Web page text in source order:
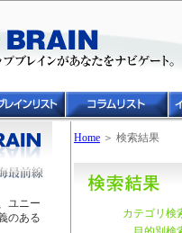
ユニー
のある
Home ＞ 検索結果
カテゴリ検